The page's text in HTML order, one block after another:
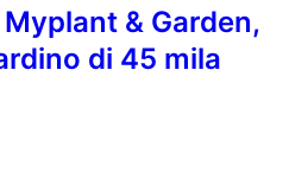
Myplant & Garden,
di 45 mila